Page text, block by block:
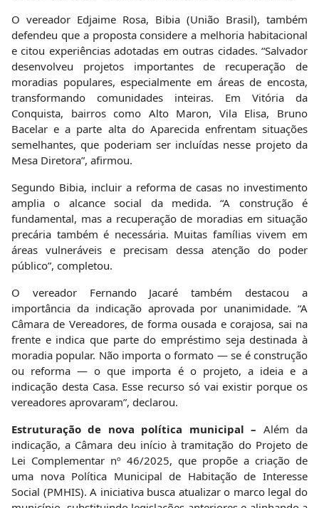
O vereador Edjaime Rosa, Bibia (União Brasil), também
defendeu que a proposta considere a melhoria habitacional
e citou experiências adotadas em outras cidades. “Salvador
desenvolveu projetos importantes de recuperação de
moradias populares, especialmente em áreas de encosta,
transformando comunidades inteiras. Em Vitória da
Conquista, bairros como Alto Maron, Vila Elisa, Bruno
Bacelar e a parte alta do Aparecida enfrentam situações
semelhantes, que poderiam ser incluídas nesse projeto da
Mesa Diretora”, afirmou.
Segundo Bibia, incluir a reforma de casas no investimento
amplia o alcance social da medida. “A construção é
fundamental, mas a recuperação de moradias em situação
precária também é necessária. Muitas famílias vivem em
áreas vulneráveis e precisam dessa atenção do poder
público”, completou.
O vereador Fernando Jacaré também destacou a
importância da indicação aprovada por unanimidade. “A
Câmara de Vereadores, de forma ousada e corajosa, sai na
frente e indica que parte do empréstimo seja destinada à
moradia popular. Não importa o formato — se é construção
ou reforma — o que importa é o projeto, a ideia e a
indicação desta Casa. Esse recurso só vai existir porque os
vereadores aprovaram”, declarou.
Estruturação de nova política municipal – Além da
indicação, a Câmara deu início à tramitação do Projeto de
Lei Complementar nº 46/2025, que propõe a criação de
uma nova Política Municipal de Habitação de Interesse
Social (PMHIS). A iniciativa busca atualizar o marco legal do